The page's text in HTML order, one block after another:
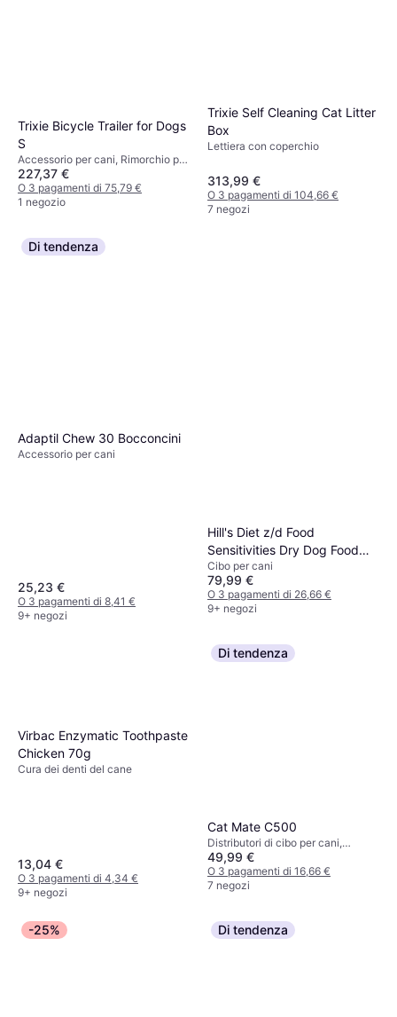
Trixie Bicycle Trailer for Dogs
S
Accessorio per cani, Rimorchio per
Bicicletta per Cani
227,37 €
O 3 pagamenti di 75,79 €
1 negozio
Trixie Self Cleaning Cat Litter
Box
Lettiera con coperchio
313,99 €
O 3 pagamenti di 104,66 €
7 negozi
Di tendenza
Adaptil Chew 30 Bocconcini
Accessorio per cani
25,23 €
O 3 pagamenti di 8,41 €
9+ negozi
Hill's Diet z/d Food
Sensitivities Dry Dog Food
10kg
Cibo per cani
79,99 €
O 3 pagamenti di 26,66 €
9+ negozi
Virbac Enzymatic Toothpaste
Chicken 70g
Cura dei denti del cane
13,04 €
O 3 pagamenti di 4,34 €
9+ negozi
Di tendenza
Cat Mate C500
Distributori di cibo per cani,
Distributori di cibo per gatti
49,99 €
O 3 pagamenti di 16,66 €
7 negozi
-25% Di tendenza